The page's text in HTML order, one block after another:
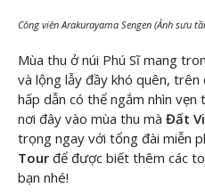
Công viên Arakurayama Sengen (Ảnh sưu
Mùa thu ở núi Phú Sĩ mang
và lộng lẫy đầy khó quên, trên
hấp dẫn có thể ngắm nhìn vẹn
nơi đây vào mùa thu mà Đất
trọng ngay với tổng đài miễn
Tour để được biết thêm các
bạn nhé!